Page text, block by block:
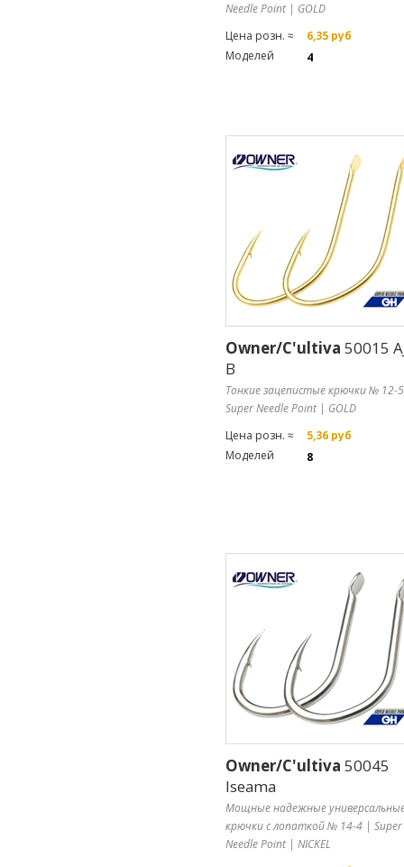
Needle Point | GOLD
Цена розн. ≈
6,35 руб
Моделей
4
Owner/C'ultiva 50015
B
Тонкие зацепистые крючки № 12-
Super Needle Point | GOLD
Цена розн. ≈
5,36 руб
Моделей
8
Owner/C'ultiva 50045
Iseama
Мощные надежные
крючки с лопаткой № 14-4 | Super
Needle Point | NICKEL